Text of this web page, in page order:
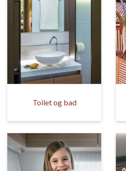
Toilet og bad